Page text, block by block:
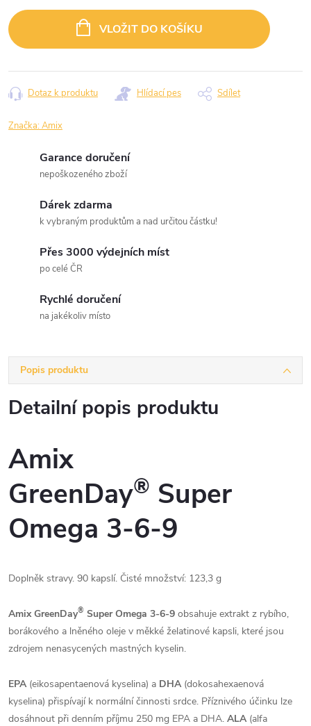
cena:
VLOŽIT DO KOŠÍKU
Dotaz k produktu Hlídací pes Sdílet
Značka:Amix
Garance doručení
nepoškozeného zboží
Dárek zdarma
k vybraným produktům a nad určitou částku!
Přes 3000 výdejních míst
po celé ČR
Rychlé doručení
na jakékoliv místo
Popis produktu
Detailní popis produktu
Amix
GreenDay® Super
Omega 3-6-9
Doplněk stravy. 90 kapslí. Čisté množství: 123,3 g
Amix GreenDay® Super Omega 3-6-9 obsahuje extrakt z rybího,
borákového a lněného oleje v měkké želatinové kapsli, které jsou
zdrojem nenasycených mastných kyselin.
EPA (eikosapentaenová kyselina) a DHA (dokosahexaenová
kyselina) přispívají k normální činnosti srdce. Příznivého účinku lze
dosáhnout při denním příjmu 250 mg EPA a DHA. ALA (alfa